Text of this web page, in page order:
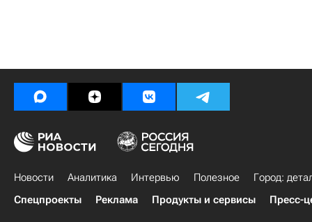
Новости Аналитика Интервью Полезное
Город:
Спецпроекты
Реклама Продукты и сервисы Пресс-